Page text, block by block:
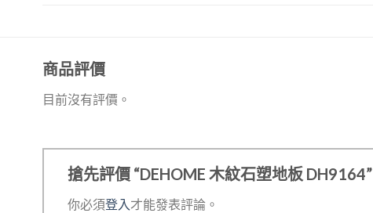
商品評價
目前沒有評價。
搶先評價 “DEHOME 木紋石塑地板 DH9164”
你必須登入才能發表評論。